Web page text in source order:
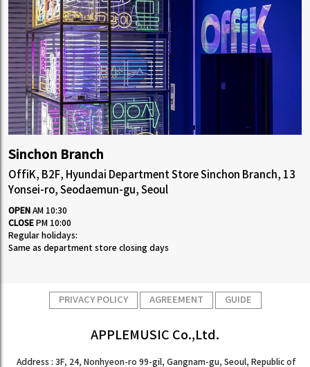
Sinchon Branch
OffiK, B2F, Hyundai Department Store Sinchon Branch, 13
Yonsei-ro, Seodaemun-gu, Seoul
OPEN AM 10:30
CLOSE PM 10:00
Regular holidays:
Same as department store closing days
PRIVACY POLICY AGREEMENT GUIDE
APPLEMUSIC Co.,Ltd.
Address : 3F, 24, Nonhyeon-ro 99-gil, Gangnam-gu, Seoul, Republic of